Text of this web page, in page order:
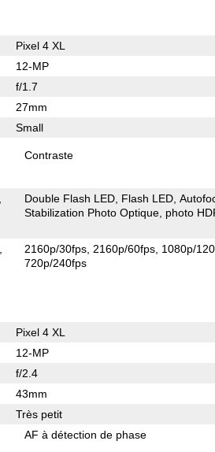
Pixel 4 XL
12-MP
f/1.7
27mm
Small
Contraste
Double Flash LED Flash LED
Stabilization Photo Optique photo
2160p/30fps 2160p/60fps 1080p/
720p/240fps
Pixel 4 XL
12-MP
f/2.4
43mm
Très petit
AF à détection de phase